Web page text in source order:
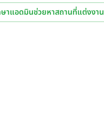
าแอดมินช่วยหาสถานที่แต่งงาน